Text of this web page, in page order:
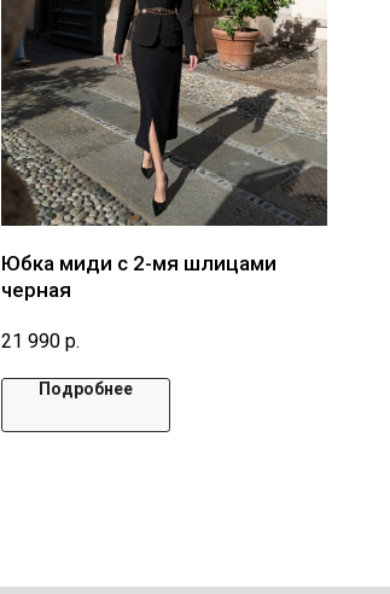
Юбка миди с 2-мя шлицами
черная
21 990 р.
Подробнее